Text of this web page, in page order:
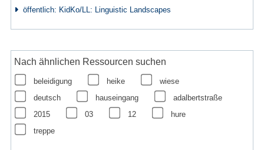
öffentlich: KidKo/LL: Linguistic Landscapes
Nach ähnlichen Ressourcen suchen
beleidigung heike
wiese
deutsch
hauseingang
adalbertstraße
2015
03 12
hure
treppe